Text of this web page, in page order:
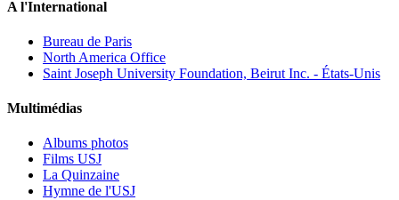
A l'International
Bureau de Paris
North America Office
Saint Joseph University Foundation, Beirut Inc. - États-Unis
Multimédias
Albums photos
Films USJ
La Quinzaine
Hymne de l'USJ